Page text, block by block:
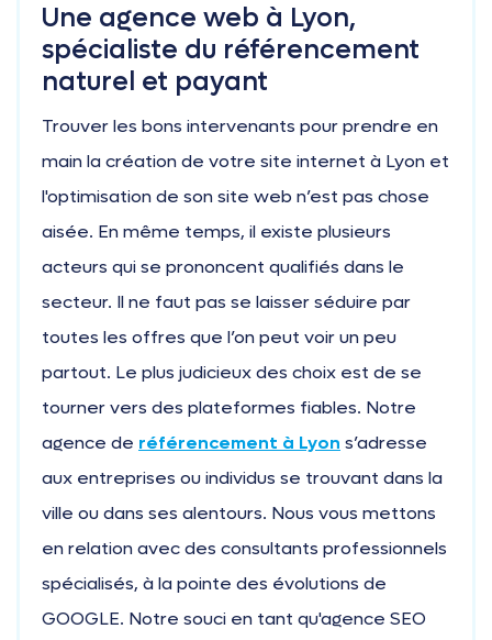
Une agence web à Lyon,
spécialiste du référencement
naturel et payant
Trouver les bons intervenants pour prendre en
main la création de votre site internet à Lyon et
l'optimisation de son site web n’est pas chose
aisée. En même temps, il existe plusieurs
acteurs qui se prononcent qualifiés dans le
secteur. Il ne faut pas se laisser séduire par
toutes les offres que l’on peut voir un peu
partout. Le plus judicieux des choix est de se
tourner vers des plateformes fiables. Notre
agence de référencement à Lyon s’adresse
aux entreprises ou individus se trouvant dans la
ville ou dans ses alentours. Nous vous mettons
en relation avec des consultants professionnels
spécialisés, à la pointe des évolutions de
GOOGLE. Notre souci en tant qu'agence SEO